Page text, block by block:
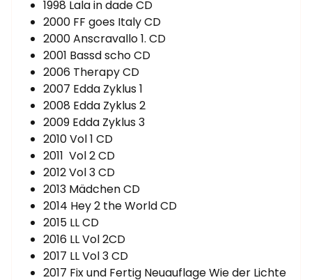
1998 Lala in dade CD
2000 FF goes Italy CD
2000 Anscravallo 1. CD
2001 Bassd scho CD
2006 Therapy CD
2007 Edda Zyklus 1
2008 Edda Zyklus 2
2009 Edda Zyklus 3
2010 Vol 1 CD
2011 Vol 2 CD
2012 Vol 3 CD
2013 Mädchen CD
2014 Hey 2 the World CD
2015 LL CD
2016 LL Vol 2CD
2017 LL Vol 3 CD
2017 Fix und Fertig Neuauflage Wie der Lichte